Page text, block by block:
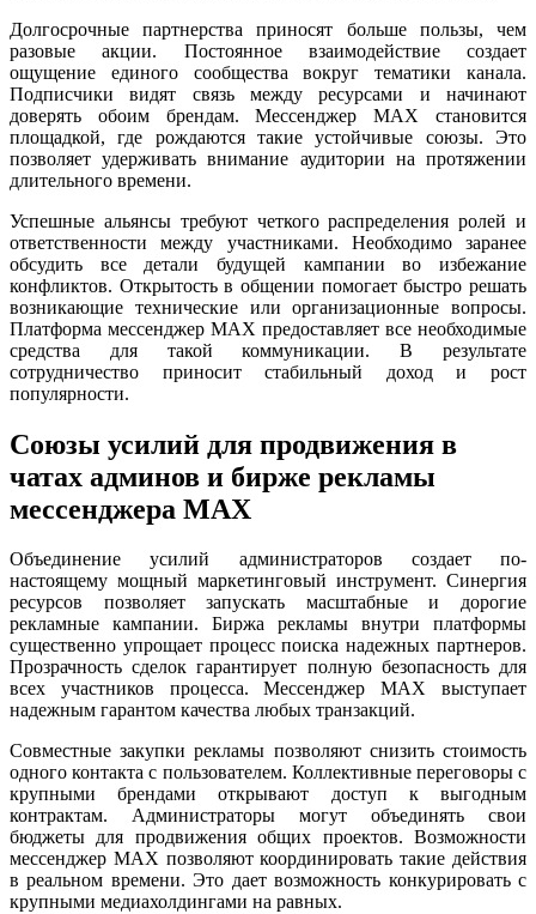
Долгосрочные партнерства приносят больше пользы, чем
разовые акции. Постоянное взаимодействие создает
ощущение единого сообщества вокруг тематики канала.
Подписчики видят связь между ресурсами и начинают
доверять обоим брендам. Мессенджер MAX становится
площадкой, где рождаются такие устойчивые союзы. Это
позволяет удерживать внимание аудитории на протяжении
длительного времени.
Успешные альянсы требуют четкого распределения ролей и
ответственности между участниками. Необходимо заранее
обсудить все детали будущей кампании во избежание
конфликтов. Открытость в общении помогает быстро решать
возникающие технические или организационные вопросы.
Платформа мессенджер MAX предоставляет все необходимые
средства для такой коммуникации. В результате
сотрудничество приносит стабильный доход и рост
популярности.
Союзы усилий для продвижения в
чатах админов и бирже рекламы
мессенджера MAX
Объединение усилий администраторов создает по-
настоящему мощный маркетинговый инструмент. Синергия
ресурсов позволяет запускать масштабные и дорогие
рекламные кампании. Биржа рекламы внутри платформы
существенно упрощает процесс поиска надежных партнеров.
Прозрачность сделок гарантирует полную безопасность для
всех участников процесса. Мессенджер MAX выступает
надежным гарантом качества любых транзакций.
Совместные закупки рекламы позволяют снизить стоимость
одного контакта с пользователем. Коллективные переговоры с
крупными брендами открывают доступ к выгодным
контрактам. Администраторы могут объединять свои
бюджеты для продвижения общих проектов. Возможности
мессенджер MAX позволяют координировать такие действия
в реальном времени. Это дает возможность конкурировать с
крупными медиахолдингами на равных.